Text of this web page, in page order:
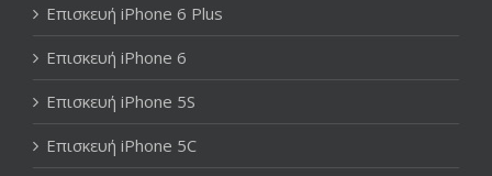
Επισκευή iPhone 6 Plus
Επισκευή iPhone 6
Επισκευή iPhone 5S
Επισκευή iPhone 5C